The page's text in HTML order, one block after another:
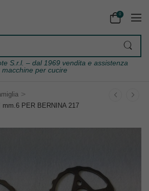
0
S.r.l. – dal 1969 vendita e assistenza
macchine per cucire
>
PER BERNINA 217